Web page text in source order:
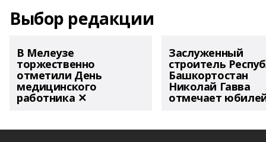
Выбор редакции
В Мелеузе
торжественно
отметили День
медицинского
работника ✕
Заслуженный
строитель
Башкортостан
Николай Гавва
отмечает